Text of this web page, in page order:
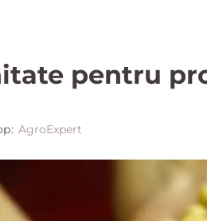
pentru
AgroExpert